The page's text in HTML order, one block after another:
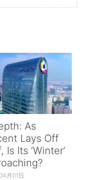
As
Lays Off
Is Its ‘Winter’
月01日